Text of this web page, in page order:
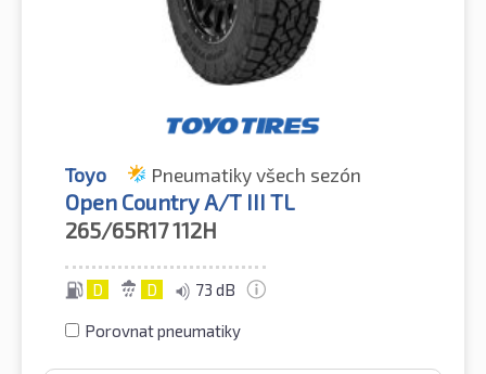
Toyo Pneumatiky všech sezón
Open Country A/T III TL
265/65R17112H
D D 73 dB
Porovnat pneumatiky